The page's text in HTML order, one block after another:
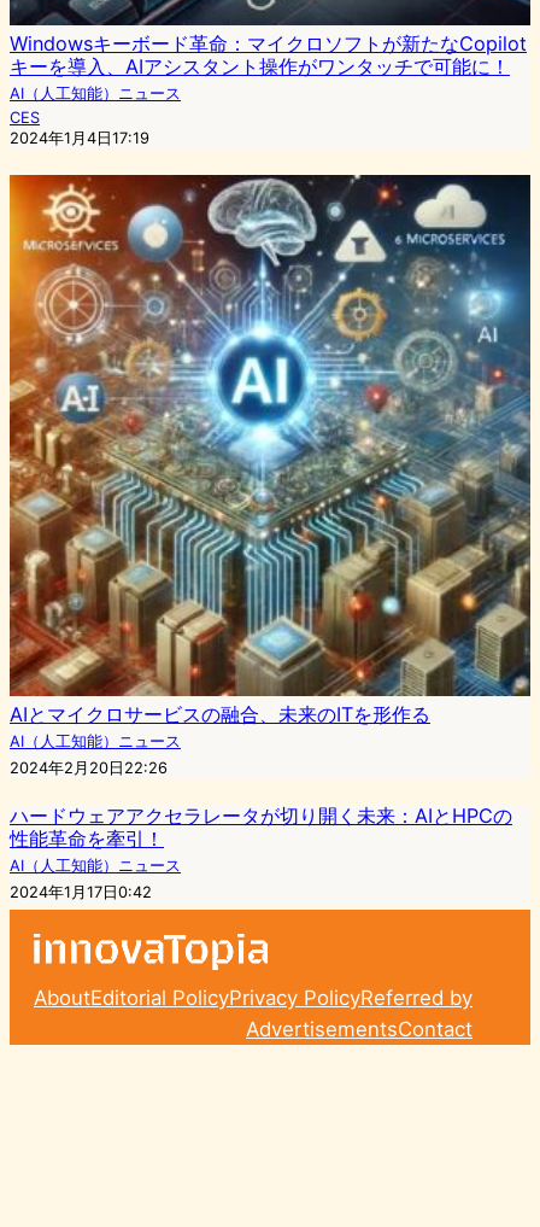
Windowsキーボード革命：マイクロソフトが新たなCopilot
キーを導入、AIアシスタント操作がワンタッチで可能に！
AI（人工知能）ニュース
CES
2024年1月4日17:19
AIとマイクロサービスの融合、未来のITを形作る
AI（人工知能）ニュース
2024年2月20日22:26
ハードウェアアクセラレータが切り開く未来：AIとHPCの
性能革命を牽引！
AI（人工知能）ニュース
2024年1月17日0:42
AboutEditorial PolicyPrivacy PolicyReferred by
AdvertisementsContact